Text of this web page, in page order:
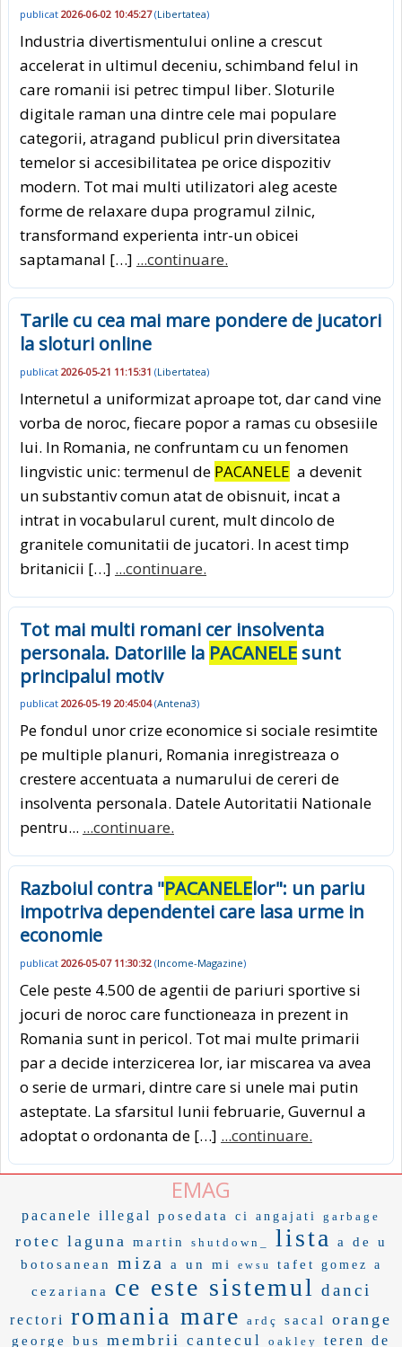
publicat 2026-06-02 10:45:27(Libertatea)
Industria divertismentului online a crescut
accelerat in ultimul deceniu, schimband felul in
care romanii isi petrec timpul liber. Sloturile
digitale raman una dintre cele mai populare
categorii, atragand publicul prin diversitatea
temelor si accesibilitatea pe orice dispozitiv
modern. Tot mai multi utilizatori aleg aceste
forme de relaxare dupa programul zilnic,
transformand experienta intr-un obicei
saptamanal […] ...continuare.
Tarile cu cea mai mare pondere de jucatori
la sloturi online
publicat 2026-05-21 11:15:31 (Libertatea)
Internetul a uniformizat aproape tot, dar cand vine
vorba de noroc, fiecare popor a ramas cu obsesiile
lui. In Romania, ne confruntam cu un fenomen
lingvistic unic: termenul de PACANELE a devenit
un substantiv comun atat de obisnuit, incat a
intrat in vocabularul curent, mult dincolo de
granitele comunitatii de jucatori. In acest timp
britanicii […] ...continuare.
Tot mai multi romani cer insolventa
personala. Datoriile la PACANELE sunt
principalul motiv
publicat 2026-05-19 20:45:04(Antena3)
Pe fondul unor crize economice si sociale resimtite
pe multiple planuri, Romania inregistreaza o
crestere accentuata a numarului de cereri de
insolventa personala. Datele Autoritatii Nationale
pentru... ...continuare.
Razboiul contra "PACANELElor": un pariu
impotriva dependentei care lasa urme in
economie
publicat 2026-05-07 11:30:32 (Income-Magazine)
Cele peste 4.500 de agentii de pariuri sportive si
jocuri de noroc care functioneaza in prezent in
Romania sunt in pericol. Tot mai multe primarii
par a decide interzicerea lor, iar miscarea va avea
o serie de urmari, dintre care si unele mai putin
asteptate. La sfarsitul lunii februarie, Guvernul a
adoptat o ordonanta de […] ...continuare.
EMAG
pacanele illegal posedata ci angajati garbage
rotec laguna martin shutdown_ lista
a de u
botosanean
miza a un mi ewsu tafet gomez a
cezariana ce este sistemul danci
rectori romania mare ardç sacal orange
george bus membrii cantecul oakley teren de